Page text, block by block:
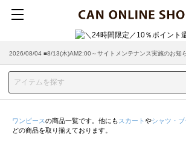
2026/08/04 ■8/13(木)AM2:00～サイトメンテナンス実施のお知
ワンピースの商品一覧です。他にも スカート やシャツ・ブ
どの商品を取り揃えております。